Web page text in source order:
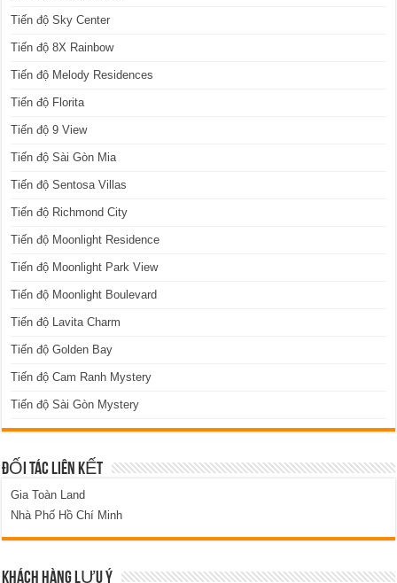
Tiến độ Sky Center
Tiến độ 8X Rainbow
Tiến độ Melody Residences
Tiến độ Florita
Tiến độ 9 View
Tiến độ Sài Gòn Mia
Tiến độ Sentosa Villas
Tiến độ Richmond City
Tiến độ Moonlight Residence
Tiến độ Moonlight Park View
Tiến độ Moonlight Boulevard
Tiến độ Lavita Charm
Tiến độ Golden Bay
Tiến độ Cam Ranh Mystery
Tiến độ Sài Gòn Mystery
ĐỐI TÁC LIÊN KẾT
Gia Toàn Land
Nhà Phố Hồ Chí Minh
KHÁCH HÀNG LƯU Ý